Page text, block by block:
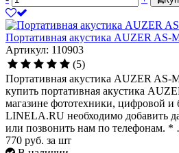
Портативная акустика AUZER AS-
Артикул: 110903
(5)
Портативная акустика AUZER AS-
купить портативная акустика
магазине фототехники, цифровой и
LINELA.RU необходимо добавить
или позвонить нам по телефонам.
770 руб. за шт